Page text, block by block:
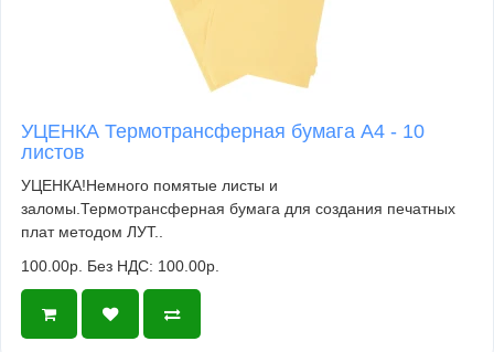
УЦЕНКА Термотрансферная бумага А4 - 10
листов
УЦЕНКА!Немного помятые листы и
заломы.Термотрансферная бумага для создания печатных
плат методом ЛУТ..
100.00р. Без НДС: 100.00р.